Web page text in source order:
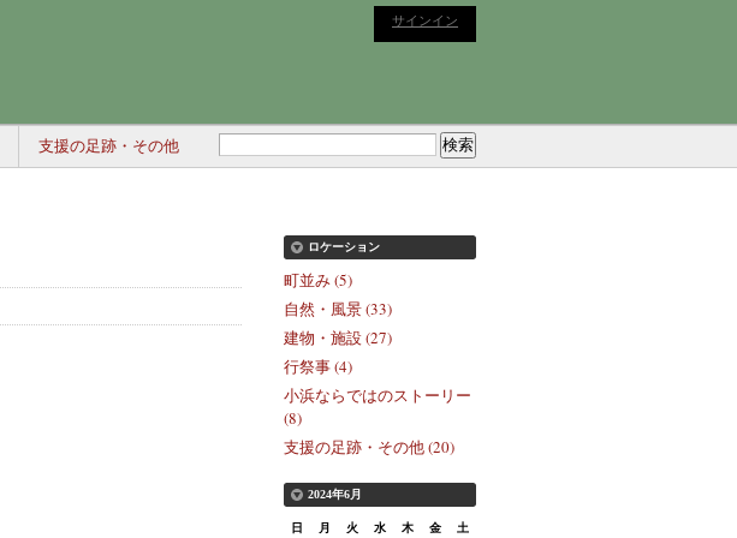
サインイン
支援の足跡・その他
ロケーション
町並み (5)
自然・風景 (33)
建物・施設 (27)
行祭事 (4)
小浜ならではのストーリー
(8)
支援の足跡・その他 (20)
2024年6月
日 月 火 水 木 金
土